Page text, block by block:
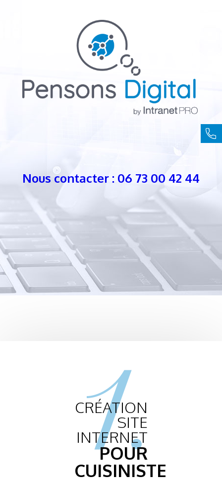
Nous contacter : 06 73 00 42 44
1.
CRÉATION
SITE
INTERNET
POUR
CUISINISTE